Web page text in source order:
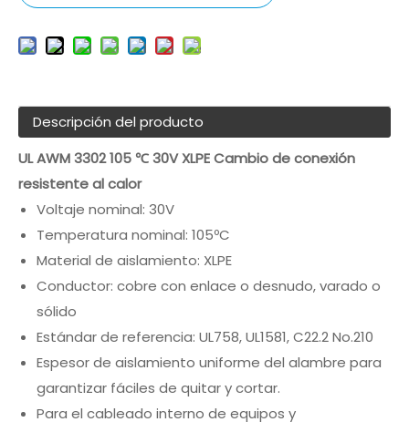
Descripción del producto
UL AWM 3302 105 ℃ 30V XLPE Cambio de conexión
resistente al calor
Voltaje nominal: 30V
Temperatura nominal: 105ºC
Material de aislamiento: XLPE
Conductor: cobre con enlace o desnudo, varado o
sólido
Estándar de referencia: UL758, UL1581, C22.2 No.210
Espesor de aislamiento uniforme del alambre para
garantizar fáciles de quitar y cortar.
Para el cableado interno de equipos y